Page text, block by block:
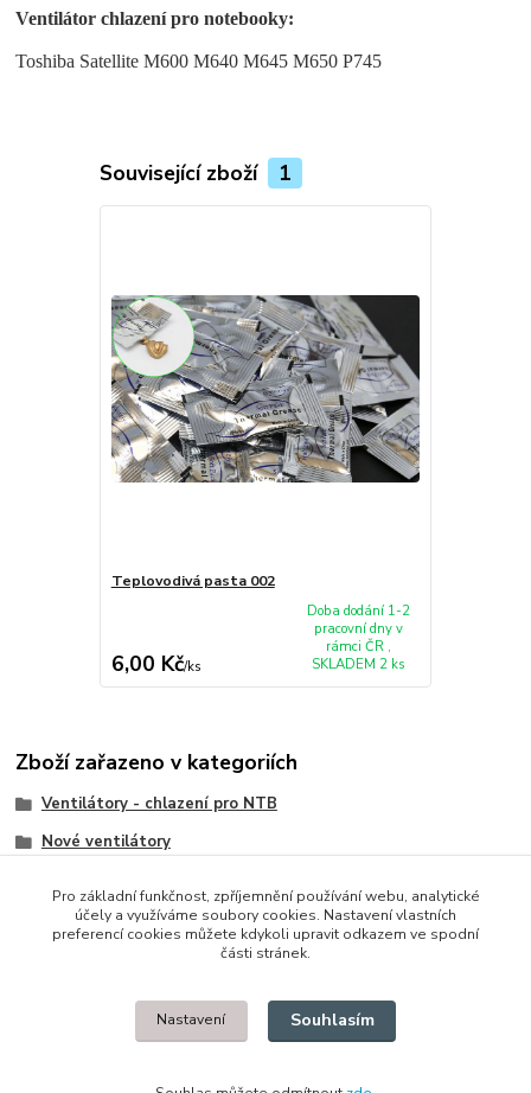
Ventilátor chlazení pro notebooky:
Toshiba Satellite M600 M640 M645 M650 P745
Související zboží 1
Teplovodivá pasta 002
6,00 Kč/ks
Doba dodání 1-2
pracovní dny v
rámci ČR ,
SKLADEM 2 ks
Zboží zařazeno v kategoriích
Ventilátory - chlazení pro NTB
Nové ventilátory
© 2014 - 2025 Díly pro notebooky
Upravit sběr cookies.
Pro základní funkčnost, zpříjemnění používání webu, analytické
účely a využíváme soubory cookies. Nastavení vlastních
preferencí cookies můžete kdykoli upravit odkazem ve spodní
části stránek.
Nastavení Souhlasím